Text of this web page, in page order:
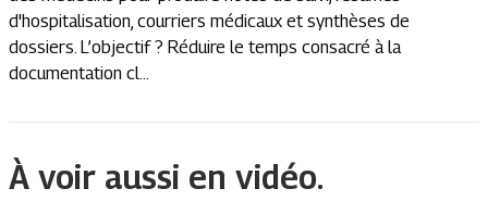
d'hospitalisation, courriers médicaux et synthèses de
dossiers. L’objectif ? Réduire le temps consacré à la
documentation cl...
À voir aussi en vidéo.